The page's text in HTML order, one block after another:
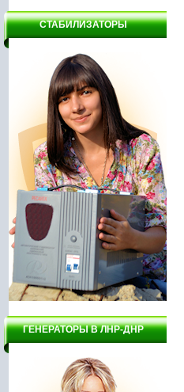
СТАБИЛИЗАТОРЫ
ГЕНЕРАТОРЫ В ЛНР-ДНР